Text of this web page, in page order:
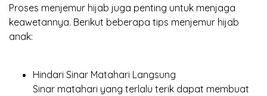
Proses menjemur hijab juga penting untuk menjaga
keawetannya. Berikut beberapa tips menjemur hijab
anak:
Hindari Sinar Matahari Langsung
Sinar matahari yang terlalu terik dapat membuat